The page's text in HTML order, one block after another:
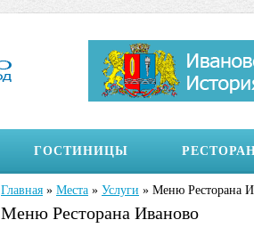
ГОСТИНИЦЫ
Вы здесь
Главная » Места » Услуги » Меню Ресторана
Меню Ресторана Иваново